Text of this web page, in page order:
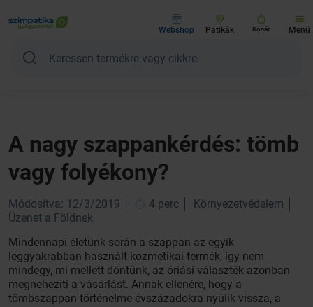
Webshop Patikák Kosár Menü
A nagy szappankérdés: tömb
vagy folyékony?
Módosítva: 12/3/2019 4 perc
Környezetvédelem
Üzenet a Földnek
Mindennapi életünk során a szappan az egyik
leggyakrabban használt kozmetikai termék, így nem
mindegy, mi mellett döntünk, az óriási választék azonban
megnehezíti a vásárlást. Annak ellenére, hogy a
tömbszappan történelme évszázadokra nyúlik vissza, a